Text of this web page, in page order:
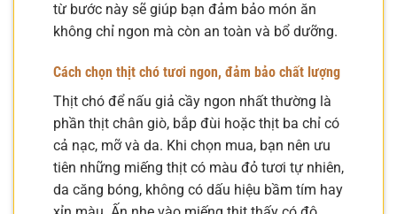
từ bước này sẽ giúp bạn đảm bảo món ăn
không chỉ ngon mà còn an toàn và bổ dưỡng.
Cách chọn thịt chó tươi ngon, đảm bảo chất lượng
Thịt chó để nấu giả cầy ngon nhất thường là
phần thịt chân giò, bắp đùi hoặc thịt ba chỉ có
cả nạc, mỡ và da. Khi chọn mua, bạn nên ưu
tiên những miếng thịt có màu đỏ tươi tự nhiên,
da căng bóng, không có dấu hiệu bầm tím hay